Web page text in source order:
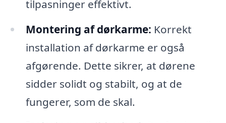
tilpasninger effektivt.
Montering af dørkarme: Korrekt
installation af dørkarme er også
afgørende. Dette sikrer, at dørene
sidder solidt og stabilt, og at de
fungerer, som de skal.